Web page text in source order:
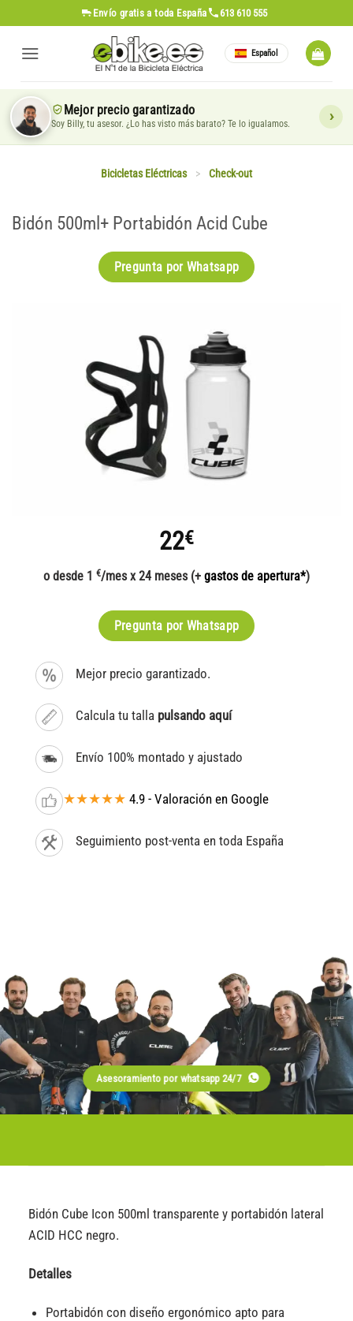
al
contenido
Envío gratis a toda España 613 610 555
Español
Mejor precio garantizado
Soy Billy, tu asesor. ¿Lo has visto más barato? Te lo igualamos.
Bicicletas Eléctricas > Check-out
Bidón 500ml+ Portabidón Acid Cube
Pregunta por Whatsapp
22€
o desde 1 €/mes x 24 meses (+ gastos de apertura*)
Pregunta por Whatsapp
Mejor precio garantizado.
Calcula tu talla pulsando aquí
Envío 100% montado y ajustado
★★★★★ 4.9 - Valoración en Google
Seguimiento post-venta en toda España
Asesoramiento por whatsapp 24/7
Bidón Cube Icon 500ml transparente y portabidón lateral
ACID HCC negro.
Detalles
Portabidón con diseño ergonómico apto para